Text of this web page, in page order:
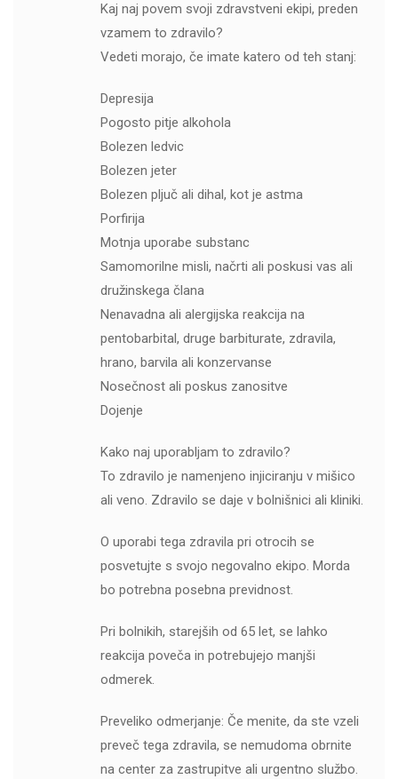
Kaj naj povem svoji zdravstveni ekipi, preden
vzamem to zdravilo?
Vedeti morajo, če imate katero od teh stanj:
Depresija
Pogosto pitje alkohola
Bolezen ledvic
Bolezen jeter
Bolezen pljuč ali dihal, kot je astma
Porfirija
Motnja uporabe substanc
Samomorilne misli, načrti ali poskusi vas ali
družinskega člana
Nenavadna ali alergijska reakcija na
pentobarbital, druge barbiturate, zdravila,
hrano, barvila ali konzervanse
Nosečnost ali poskus zanositve
Dojenje
Kako naj uporabljam to zdravilo?
To zdravilo je namenjeno injiciranju v mišico
ali veno. Zdravilo se daje v bolnišnici ali kliniki.
O uporabi tega zdravila pri otrocih se
posvetujte s svojo negovalno ekipo. Morda
bo potrebna posebna previdnost.
Pri bolnikih, starejših od 65 let, se lahko
reakcija poveča in potrebujejo manjši
odmerek.
Preveliko odmerjanje: Če menite, da ste vzeli
preveč tega zdravila, se nemudoma obrnite
na center za zastrupitve ali urgentno službo.